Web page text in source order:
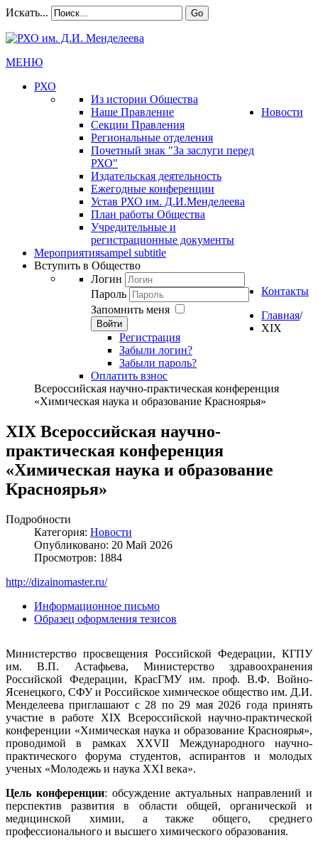
Искать... Go
МЕНЮ
РХО
Из истории Общества
Наше Правление
Секции Правления
Региональные отделения
Почетный знак "За заслуги перед
РХО"
Издательская деятельность
Ежегодные конференции
Устав РХО им. Д.И.Менделеева
План работы Общества
Учредительные и
регистрационные документы
Новости
Мероприятияsampel subtitle
Вступить в Общество
Логин
Пароль
Запомнить меня
Войти
Регистрация
Забыли логин?
Забыли пароль?
Оплатить взнос
Контакты
Главная/
XIX
Всероссийская научно-практическая конференция
«Химическая наука и образование Красноярья»
XIX Всероссийская научно-
практическая конференция
«Химическая наука и образование
Красноярья»
Подробности
Категория: Новости
Опубликовано: 20 Май 2026
Просмотров: 1884
http://dizainomaster.ru/
Информационное письмо
Образец оформления тезисов
Министерство просвещения Российской Федерации, КГПУ
им. В.П. Астафьева, Министерство здравоохранения
Российской Федерации, КрасГМУ им. проф. В.Ф. Войно-
Ясенецкого, СФУ и Российское химическое общество им. Д.И.
Менделеева приглашают с 28 по 29 мая 2026 года принять
участие в работе XIX Всероссийской научно-практической
конференции «Химическая наука и образование Красноярья»,
проводимой в рамках XXVII Международного научно-
практического форума студентов, аспирантов и молодых
ученых «Молодежь и наука XXI века».
Цель конференции: обсуждение актуальных направлений и
перспектив развития в области общей, органической и
медицинской химии, а также общего, среднего
профессионального и высшего химического образования.